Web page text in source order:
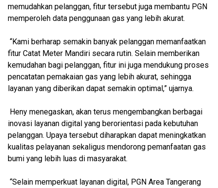
memudahkan pelanggan, fitur tersebut juga membantu PGN
memperoleh data penggunaan gas yang lebih akurat.
“Kami berharap semakin banyak pelanggan memanfaatkan
fitur Catat Meter Mandiri secara rutin. Selain memberikan
kemudahan bagi pelanggan, fitur ini juga mendukung proses
pencatatan pemakaian gas yang lebih akurat, sehingga
layanan yang diberikan dapat semakin optimal,” ujarnya.
Heny menegaskan, akan terus mengembangkan berbagai
inovasi layanan digital yang berorientasi pada kebutuhan
pelanggan. Upaya tersebut diharapkan dapat meningkatkan
kualitas pelayanan sekaligus mendorong pemanfaatan gas
bumi yang lebih luas di masyarakat.
“Selain memperkuat layanan digital, PGN Area Tangerang